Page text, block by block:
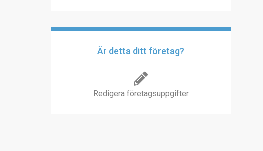
Är detta ditt företag?
Redigera företagsuppgifter